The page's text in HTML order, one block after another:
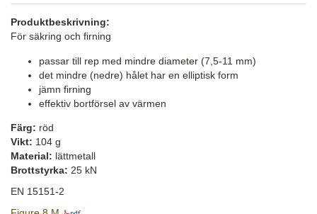
Produktbeskrivning:
För säkring och firning
passar till rep med mindre diameter (7,5-11 mm)
det mindre (nedre) hålet har en elliptisk form
jämn firning
effektiv bortförsel av värmen
Färg: röd
Vikt: 104 g
Material: lättmetall
Brottstyrka: 25 kN
EN 15151-2